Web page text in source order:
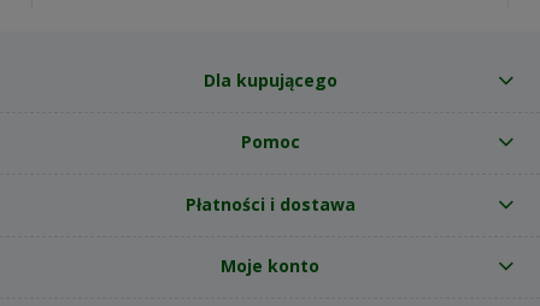
Dla kupującego
Pomoc
Płatności i dostawa
Moje konto